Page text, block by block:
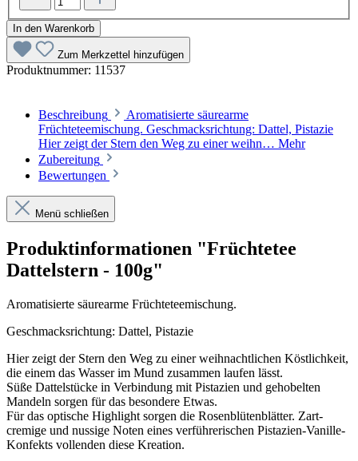
In den Warenkorb
Zum Merkzettel hinzufügen
Produktnummer: 11537
Beschreibung
Aromatisierte säurearme
Früchteteemischung. Geschmacksrichtung: Dattel, Pistazie
Hier zeigt der Stern den Weg zu einer weihn… Mehr
Zubereitung
Bewertungen
Menü schließen
Produktinformationen "Früchtetee
Dattelstern - 100g"
Aromatisierte säurearme Früchteteemischung.
Geschmacksrichtung: Dattel, Pistazie
Hier zeigt der Stern den Weg zu einer weihnachtlichen Köstlichkeit,
die einem das Wasser im Mund zusammen laufen lässt.
Süße Dattelstücke in Verbindung mit Pistazien und gehobelten
Mandeln sorgen für das besondere Etwas.
Für das optische Highlight sorgen die Rosenblütenblätter. Zart-
cremige und nussige Noten eines verführerischen Pistazien-Vanille-
Konfekts vollenden diese Kreation.